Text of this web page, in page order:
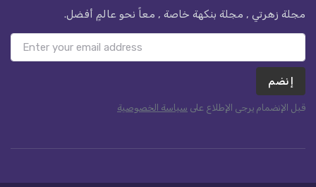
مجلة زهرتي , مجلة بنكهة خاصة , معاً نحو عالمٍ أفضل.
إنضم
قبل الإنضمام يرجى الإطلاع على سياسة الخصوصية